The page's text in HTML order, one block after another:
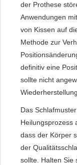
der Prothese
Anwendungen
von Kissen auf
Methode zur
definitiv eine
sollte nicht
Das
Heilungsprozess
dass der Körper
der
sollte. Halten Sie